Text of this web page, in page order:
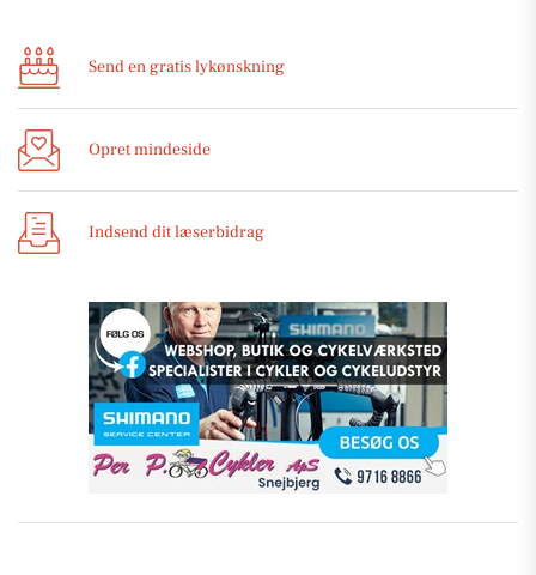
Send en gratis lykønskning
Opret mindeside
Indsend dit læserbidrag